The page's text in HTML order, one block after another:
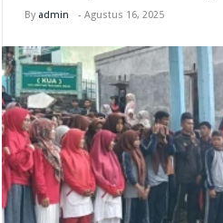
By admin -Agustus 16, 2025